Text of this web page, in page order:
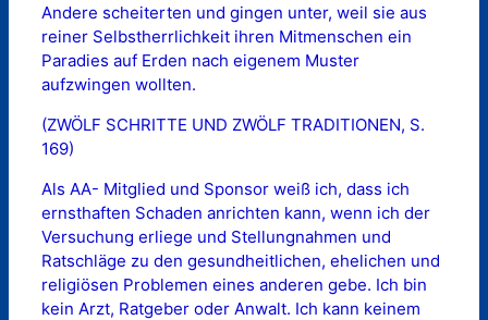
Andere scheiterten und gingen unter, weil sie aus
reiner Selbstherrlichkeit ihren Mitmenschen ein
Paradies auf Erden nach eigenem Muster
aufzwingen wollten.
(ZWÖLF SCHRITTE UND ZWÖLF TRADITIONEN, S.
169)
Als AA- Mitglied und Sponsor weiß ich, dass ich
ernsthaften Schaden anrichten kann, wenn ich der
Versuchung erliege und Stellungnahmen und
Ratschläge zu den gesundheitlichen, ehelichen und
religiösen Problemen eines anderen gebe. Ich bin
kein Arzt, Ratgeber oder Anwalt. Ich kann keinem